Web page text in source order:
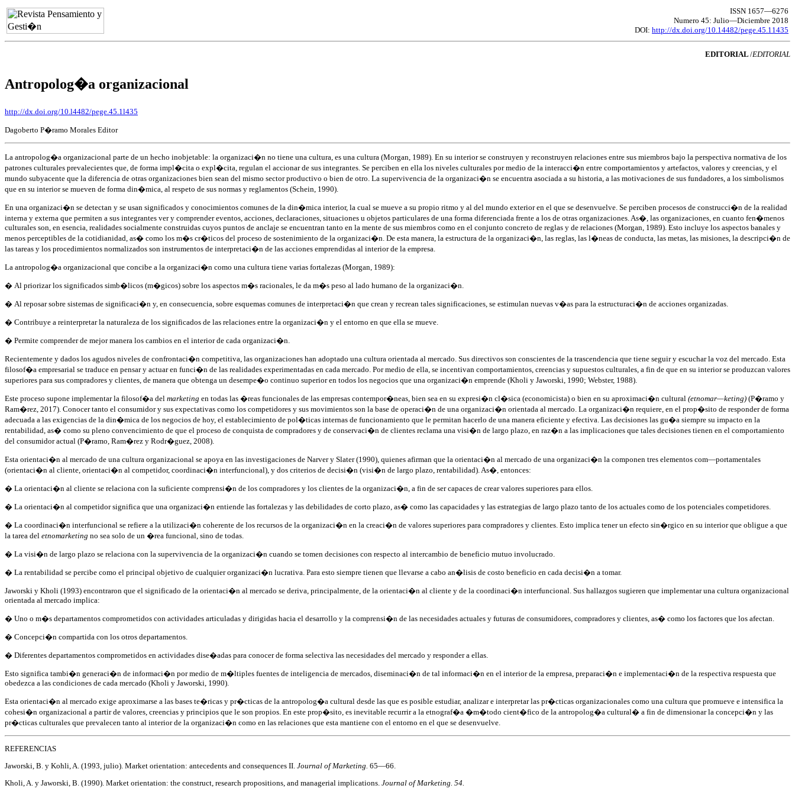
ISSN 1657—6276
Numero 45: Julio—Diciembre 2018
DOI: http://dx.doi.org/10.14482/pege.45.11435
EDITORIAL /EDITORIAL
Antropolog�a organizacional
http://dx.doi.org/10.l4482/pege.45.1l435
Dagoberto P�ramo Morales Editor
La antropolog�a organizacional parte de un hecho inobjetable: la organizaci�n no tiene una cultura, es una cultura (Morgan, 1989). En su interior se construyen y reconstruyen relaciones entre sus miembros bajo la perspectiva normativa de los
patrones culturales prevalecientes que, de forma impl�cita o expl�cita, regulan el accionar de sus integrantes. Se perciben en ella los niveles culturales por medio de la interacci�n entre comportamientos y artefactos, valores y creencias, y el
mundo subyacente que la diferencia de otras organizaciones bien sean del mismo sector productivo o bien de otro. La supervivencia de la organizaci�n se encuentra asociada a su historia, a las motivaciones de sus fundadores, a los simbolismos
que en su interior se mueven de forma din�mica, al respeto de sus normas y reglamentos (Schein, 1990).
En una organizaci�n se detectan y se usan significados y conocimientos comunes de la din�mica interior, la cual se mueve a su propio ritmo y al del mundo exterior en el que se desenvuelve. Se perciben procesos de construcci�n de la realidad
interna y externa que permiten a sus integrantes ver y comprender eventos, acciones, declaraciones, situaciones u objetos particulares de una forma diferenciada frente a los de otras organizaciones. As�, las organizaciones, en cuanto fen�menos
culturales son, en esencia, realidades socialmente construidas cuyos puntos de anclaje se encuentran tanto en la mente de sus miembros como en el conjunto concreto de reglas y de relaciones (Morgan, 1989). Esto incluye los aspectos banales y
menos perceptibles de la cotidianidad, as� como los m�s cr�ticos del proceso de sostenimiento de la organizaci�n. De esta manera, la estructura de la organizaci�n, las reglas, las l�neas de conducta, las metas, las misiones, la descripci�n de
las tareas y los procedimientos normalizados son instrumentos de interpretaci�n de las acciones emprendidas al interior de la empresa.
La antropolog�a organizacional que concibe a la organizaci�n como una cultura tiene varias fortalezas (Morgan, 1989):
� Al priorizar los significados simb�licos (m�gicos) sobre los aspectos m�s racionales, le da m�s peso al lado humano de la organizaci�n.
� Al reposar sobre sistemas de significaci�n y, en consecuencia, sobre esquemas comunes de interpretaci�n que crean y recrean tales significaciones, se estimulan nuevas v�as para la estructuraci�n de acciones organizadas.
� Contribuye a reinterpretar la naturaleza de los significados de las relaciones entre la organizaci�n y el entorno en que ella se mueve.
� Permite comprender de mejor manera los cambios en el interior de cada organizaci�n.
Recientemente y dados los agudos niveles de confrontaci�n competitiva, las organizaciones han adoptado una cultura orientada al mercado. Sus directivos son conscientes de la trascendencia que tiene seguir y escuchar la voz del mercado. Esta
filosof�a empresarial se traduce en pensar y actuar en funci�n de las realidades experimentadas en cada mercado. Por medio de ella, se incentivan comportamientos, creencias y supuestos culturales, a fin de que en su interior se produzcan valores
superiores para sus compradores y clientes, de manera que obtenga un desempe�o continuo superior en todos los negocios que una organizaci�n emprende (Kholi y Jaworski, 1990; Webster, 1988).
Este proceso supone implementar la filosof�a del marketing en todas las �reas funcionales de las empresas contempor�neas, bien sea en su expresi�n cl�sica (economicista) o bien en su aproximaci�n cultural (etnomar—keting) (P�ramo y
Ram�rez, 2017). Conocer tanto el consumidor y sus expectativas como los competidores y sus movimientos son la base de operaci�n de una organizaci�n orientada al mercado. La organizaci�n requiere, en el prop�sito de responder de forma
adecuada a las exigencias de la din�mica de los negocios de hoy, el establecimiento de pol�ticas internas de funcionamiento que le permitan hacerlo de una manera eficiente y efectiva. Las decisiones las gu�a siempre su impacto en la
rentabilidad, as� como su pleno convencimiento de que el proceso de conquista de compradores y de conservaci�n de clientes reclama una visi�n de largo plazo, en raz�n a las implicaciones que tales decisiones tienen en el comportamiento
del consumidor actual (P�ramo, Ram�rez y Rodr�guez, 2008).
Esta orientaci�n al mercado de una cultura organizacional se apoya en las investigaciones de Narver y Slater (1990), quienes afirman que la orientaci�n al mercado de una organizaci�n la componen tres elementos com—portamentales
(orientaci�n al cliente, orientaci�n al competidor, coordinaci�n interfuncional), y dos criterios de decisi�n (visi�n de largo plazo, rentabilidad). As�, entonces:
� La orientaci�n al cliente se relaciona con la suficiente comprensi�n de los compradores y los clientes de la organizaci�n, a fin de ser capaces de crear valores superiores para ellos.
� La orientaci�n al competidor significa que una organizaci�n entiende las fortalezas y las debilidades de corto plazo, as� como las capacidades y las estrategias de largo plazo tanto de los actuales como de los potenciales competidores.
� La coordinaci�n interfuncional se refiere a la utilizaci�n coherente de los recursos de la organizaci�n en la creaci�n de valores superiores para compradores y clientes. Esto implica tener un efecto sin�rgico en su interior que obligue a que
la tarea del etnomarketing no sea solo de un �rea funcional, sino de todas.
� La visi�n de largo plazo se relaciona con la supervivencia de la organizaci�n cuando se tomen decisiones con respecto al intercambio de beneficio mutuo involucrado.
� La rentabilidad se percibe como el principal objetivo de cualquier organizaci�n lucrativa. Para esto siempre tienen que llevarse a cabo an�lisis de costo beneficio en cada decisi�n a tomar.
Jaworski y Kholi (1993) encontraron que el significado de la orientaci�n al mercado se deriva, principalmente, de la orientaci�n al cliente y de la coordinaci�n interfuncional. Sus hallazgos sugieren que implementar una cultura organizacional
orientada al mercado implica:
� Uno o m�s departamentos comprometidos con actividades articuladas y dirigidas hacia el desarrollo y la comprensi�n de las necesidades actuales y futuras de consumidores, compradores y clientes, as� como los factores que los afectan.
� Concepci�n compartida con los otros departamentos.
� Diferentes departamentos comprometidos en actividades dise�adas para conocer de forma selectiva las necesidades del mercado y responder a ellas.
Esto significa tambi�n generaci�n de informaci�n por medio de m�ltiples fuentes de inteligencia de mercados, diseminaci�n de tal informaci�n en el interior de la empresa, preparaci�n e implementaci�n de la respectiva respuesta que
obedezca a las condiciones de cada mercado (Kholi y Jaworski, 1990).
Esta orientaci�n al mercado exige aproximarse a las bases te�ricas y pr�cticas de la antropolog�a cultural desde las que es posible estudiar, analizar e interpretar las pr�cticas organizacionales como una cultura que promueve e intensifica la
cohesi�n organizacional a partir de valores, creencias y principios que le son propios. En este prop�sito, es inevitable recurrir a la etnograf�a �m�todo cient�fico de la antropolog�a cultural� a fin de dimensionar la concepci�n y las
pr�cticas culturales que prevalecen tanto al interior de la organizaci�n como en las relaciones que esta mantiene con el entorno en el que se desenvuelve.
REFERENCIAS
Jaworski, B. y Kohli, A. (1993, julio). Market orientation: antecedents and consequences II. Journal of Marketing. 65—66.
Kholi, A. y Jaworski, B. (1990). Market orientation: the construct, research propositions, and managerial implications. Journal of Marketing. 54.